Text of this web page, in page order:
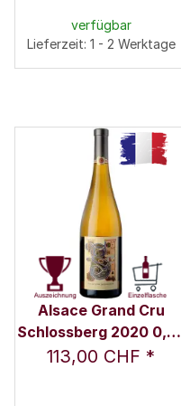
verfügbar
Lieferzeit: 1 - 2 Werktage
Alsace Grand Cru
Schlossberg 2020 0,75
l - Domaine Marcel
113,00 CHF *